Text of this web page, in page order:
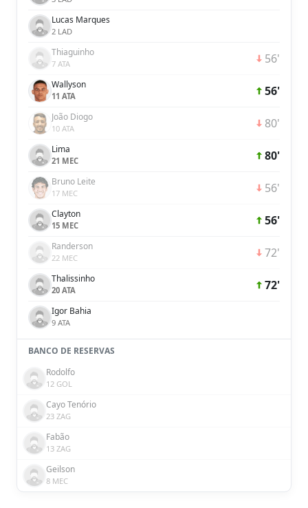
Lucas Marques
2 LAD
Thiaguinho
7 ATA 56'
Wallyson
11 ATA 56'
João Diogo
10 ATA 80'
Lima
21 MEC 80'
Bruno Leite
17 MEC 56'
Clayton
15 MEC 56'
Randerson
22 MEC 72'
Thalissinho
20 ATA 72'
Igor Bahia
9 ATA
BANCO DE RESERVAS
Rodolfo
12 GOL
Cayo Tenório
23 ZAG
Fabão
13 ZAG
Geilson
8 MEC